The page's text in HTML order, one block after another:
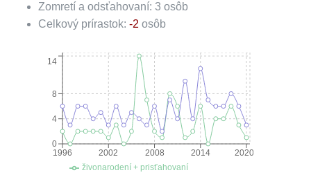
Zomretí a odsťahovaní: 3 osôb
Celkový prírastok: -2 osôb
1996 2002 2008 2014 2020
0
4
8
14
živonarodení + prisťahovaní